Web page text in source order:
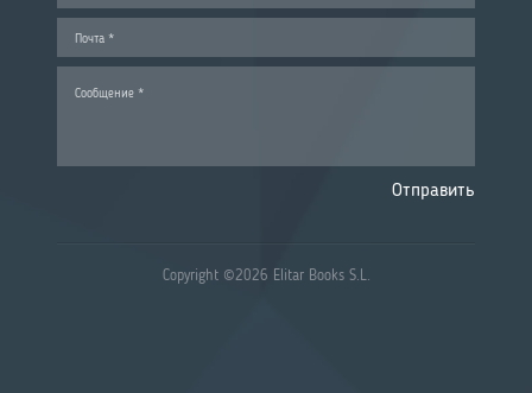
Отправить
Copyright ©2026 Elitar Books S.L.